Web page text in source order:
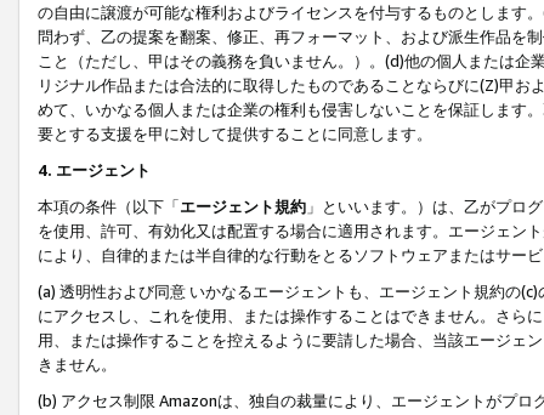
の自由に譲渡が可能な権利およびライセンスを付与するものとします
問わず、乙の提案を翻案、修正、再フォーマット、および派生作品を
こと（ただし、甲はその義務を負いません。）。(d)他の個人または
リジナル作品または合法的に取得したものであることならびに(Z)甲
めて、いかなる個人または企業の権利も侵害しないことを保証します
要とする支援を甲に対して提供することに同意します。
4. エージェント
本項の条件（以下「エージェント規約 」といいます。）は、乙がプロ
を使用、許可、有効化又は配置する場合に適用されます。エージェン
により、自律的または半自律的な行動をとるソフトウェアまたはサー
(a) 透明性および同意 いかなるエージェントも、エージェント規約の
にアクセスし、これを使用、または操作することはできません。さら
用、または操作することを控えるように要請した場合、当該エージェ
きません。
(b) アクセス制限 Amazonは、独自の裁量により、エージェントがプ